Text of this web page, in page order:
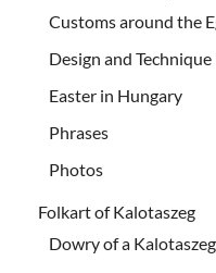
Customs around the
Design and Technique
Easter in Hungary
Phrases
Photos
Folkart of Kalotaszeg
Dowry of a